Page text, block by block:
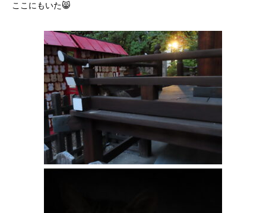
ここにもいた😸